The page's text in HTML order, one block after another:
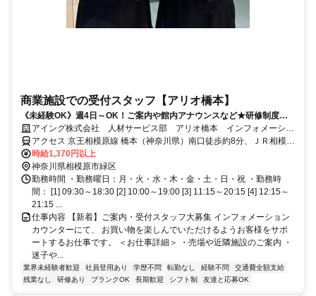
商業施設での受付スタッフ【アリオ橋本】
《未経験OK》週4日～OK！ご案内や館内アナウンスなど★研修制度が
充実しているので安心◎20代～40代女性活躍中！
アイング株式会社 人材サービス部 アリオ橋本 インフォメーショ
ン
アクセス 京王相模原線 橋本（神奈川県）南口徒歩約8分、ＪＲ相模線
橋本（神奈川県）南口徒歩約9分
時給1,370円以上
神奈川県相模原市緑区
勤務時間 ・勤務曜日：月・火・水・木・金・土・日・祝 ・勤務時
間： [1] 09:30～18:30 [2] 10:00～19:00 [3] 11:15～20:15 [4] 12:15～
21:15 ...
仕事内容 【新着】ご案内・受付スタッフ大募集 インフォメーション
カウンターにて、 お買い物を楽しんでいただけるようお客様をサポ
ートするお仕事です。 ＜お仕事詳細＞ ・売場や近隣施設のご案内 ・
迷子や...
業界未経験者歓迎 社員登用あり 学歴不問 転勤なし 経験不問
交通費全額支給
残業なし
研修あり ブランクOK 長期歓迎 シフト制 友達と応募OK